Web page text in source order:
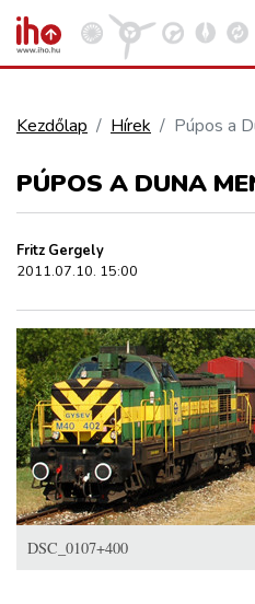
VASÚT
KÖZLEKEDÉSFEJLESZTÉS
ELLÁTÁSI LÁNC
ZÖLDÚT
HAJÓZÁS
Kezdőlap Hírek Púpos a
PÚPOS A DUNA
Fritz Gergely
2011.07.10. 15:00
DSC_0107+400